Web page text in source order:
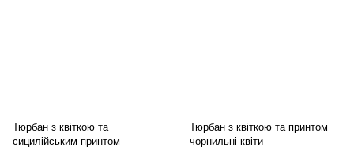
Тюрбан з квіткою та
сицилійським принтом
Тюрбан з квіткою та принтом
чорнильні квіти